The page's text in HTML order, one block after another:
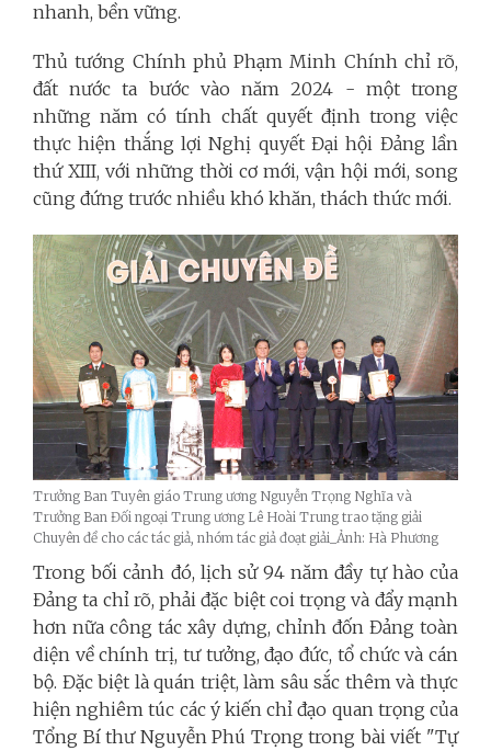
nhanh, bền vững.
Thủ tướng Chính phủ Phạm Minh Chính chỉ rõ,
đất nước ta bước vào năm 2024 - một trong
những năm có tính chất quyết định trong việc
thực hiện thắng lợi Nghị quyết Đại hội Đảng lần
thứ XIII, với những thời cơ mới, vận hội mới, song
cũng đứng trước nhiều khó khăn, thách thức mới.
Trưởng Ban Tuyên giáo Trung ương Nguyễn Trọng Nghĩa và
Trưởng Ban Đối ngoại Trung ương Lê Hoài Trung trao tặng giải
Chuyên đề cho các tác giả, nhóm tác giả đoạt giải_Ảnh: Hà Phương
Trong bối cảnh đó, lịch sử 94 năm đầy tự hào của
Đảng ta chỉ rõ, phải đặc biệt coi trọng và đẩy mạnh
hơn nữa công tác xây dựng, chỉnh đốn Đảng toàn
diện về chính trị, tư tưởng, đạo đức, tổ chức và cán
bộ. Đặc biệt là quán triệt, làm sâu sắc thêm và thực
hiện nghiêm túc các ý kiến chỉ đạo quan trọng của
Tổng Bí thư Nguyễn Phú Trọng trong bài viết "Tự